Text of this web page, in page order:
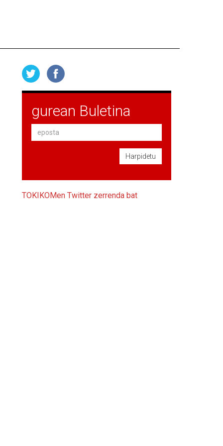
gurean Buletina
Harpidetu
TOKIKOMen Twitter zerrenda bat